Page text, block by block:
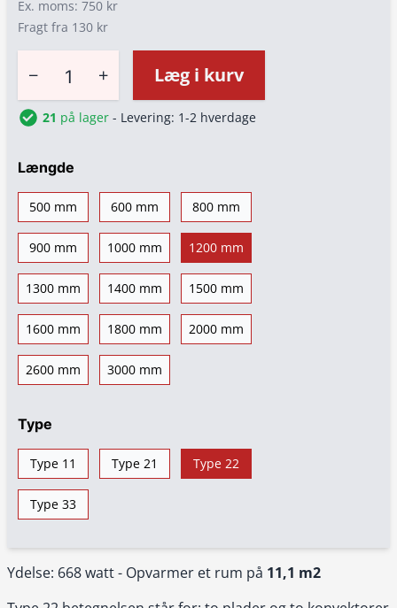
Ydelse: 668 watt - Opvarmer et rum på 11,1 m2
Ex. moms: 750 kr
Fragt fra 130 kr
− + Læg i kurv
21 på lager - Levering: 1-2 hverdage
Længde
500 mm 600 mm 800 mm
900 mm 1000 mm 1200 mm
1300 mm 1400 mm 1500 mm
1600 mm 1800 mm 2000 mm
2600 mm 3000 mm
Type
Type 11 Type 21 Type 22
Type 33